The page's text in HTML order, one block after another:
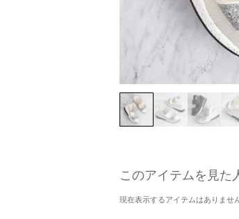
このアイテムを見た
現在表示するアイテムはありません